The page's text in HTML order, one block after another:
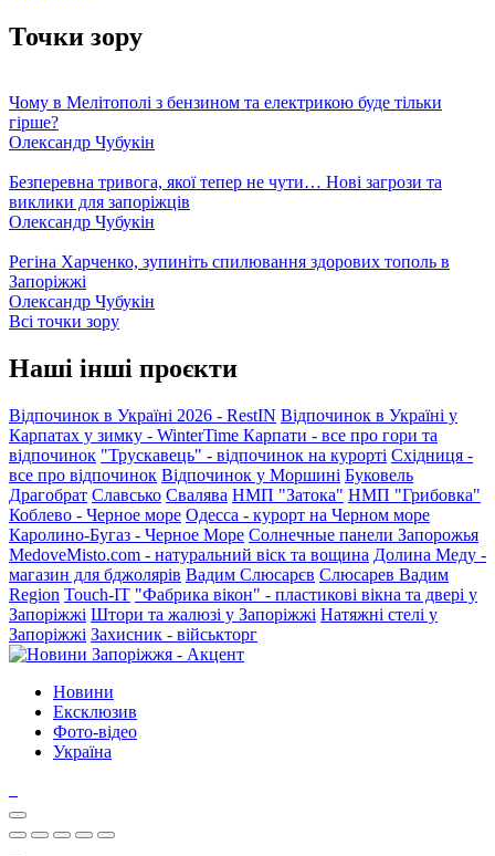
Точки зору
Чому в Мелітополі з бензином та електрикою буде тільки
гірше?
Олександр Чубукін
Безперевна тривога, якої тепер не чути… Нові загрози та
виклики для запоріжців
Олександр Чубукін
Регіна Харченко, зупиніть спилювання здорових тополь в
Запоріжжі
Олександр Чубукін
Всі точки зору
Наші інші проєкти
Відпочинок в Україні 2026 - RestIN Відпочинок в Україні у
Карпатах у зимку - WinterTime Карпати - все про гори та
відпочинок "Трускавець" - відпочинок на курорті Східниця -
все про відпочинок Відпочинок у Моршині Буковель
Драгобрат Славсько Свалява НМП "Затока" НМП "Грибовка"
Коблево - Черное море Одесса - курорт на Черном море
Каролино-Бугаз - Черное Море Солнечные панели Запорожья
MedoveMisto.com - натуральний віск та вощина Долина Меду -
магазин для бджолярів Вадим Слюсарєв Слюсарев Вадим
Region Touch-IT "Фабрика вікон" - пластикові вікна та двері у
Запоріжжі Штори та жалюзі у Запоріжжі Натяжні стелі у
Запоріжжі Захисник - військторг
Новини
Ексклюзив
Фото-відео
Україна